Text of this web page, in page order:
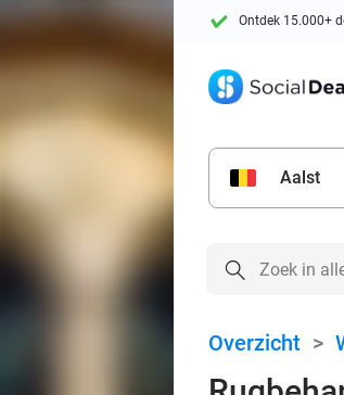
Ontdek 15.000+
Aalst
Overzicht >